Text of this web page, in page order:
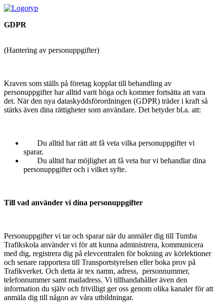
GDPR
(Hantering av personuppgifter)
Kraven som ställs på företag kopplat till behandling av
personuppgifter har alltid varit höga och kommer fortsätta att vara
det. När den nya dataskyddsförordningen (GDPR) träder i kraft så
stärks även dina rättigheter som användare. Det betyder bl.a. att:
Du alltid har rätt att få veta vilka personuppgifter vi
sparar.
Du alltid har möjlighet att få veta hur vi behandlar dina
personuppgifter och i vilket syfte.
Till vad använder vi dina personuppgifter
Personuppgifter vi tar och sparar när du anmäler dig till Tumba
Trafikskola använder vi för att kunna administrera, kommunicera
med dig, registrera dig på elevcentralen för bokning av körlektioner
och senare rapportera till Transportstyrelsen eller boka prov på
Trafikverket. Och detta är tex namn, adress, personnummer,
telefonnummer samt mailadress. Vi tillhandahåller även den
information du själv och frivilligt ger oss genom olika kanaler för att
anmäla dig till någon av våra utbildningar.